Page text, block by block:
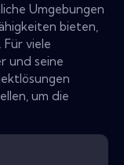
Umgebungen
bieten,
viele
und seine
um die